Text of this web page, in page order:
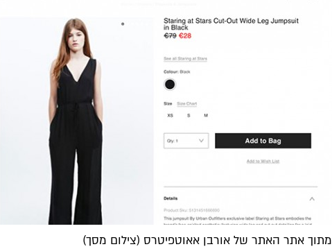
מתוך אתר האתר של אורבן אאוטפיטרס (צילום מסך)